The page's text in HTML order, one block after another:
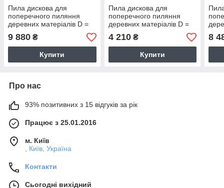
Пила дискова для
поперечного пиляння
деревних матеріалів D =
9 880 ₴
Купити
Пила дискова для
поперечного пиляння
деревних матеріалів D =
4 210₴
Купити
8
Про нас
93% позитивних з 15 відгуків за рік
Працює з 25.01.2016
м. Київ
, Київ, Україна
Контакти
Сьогодні вихідний